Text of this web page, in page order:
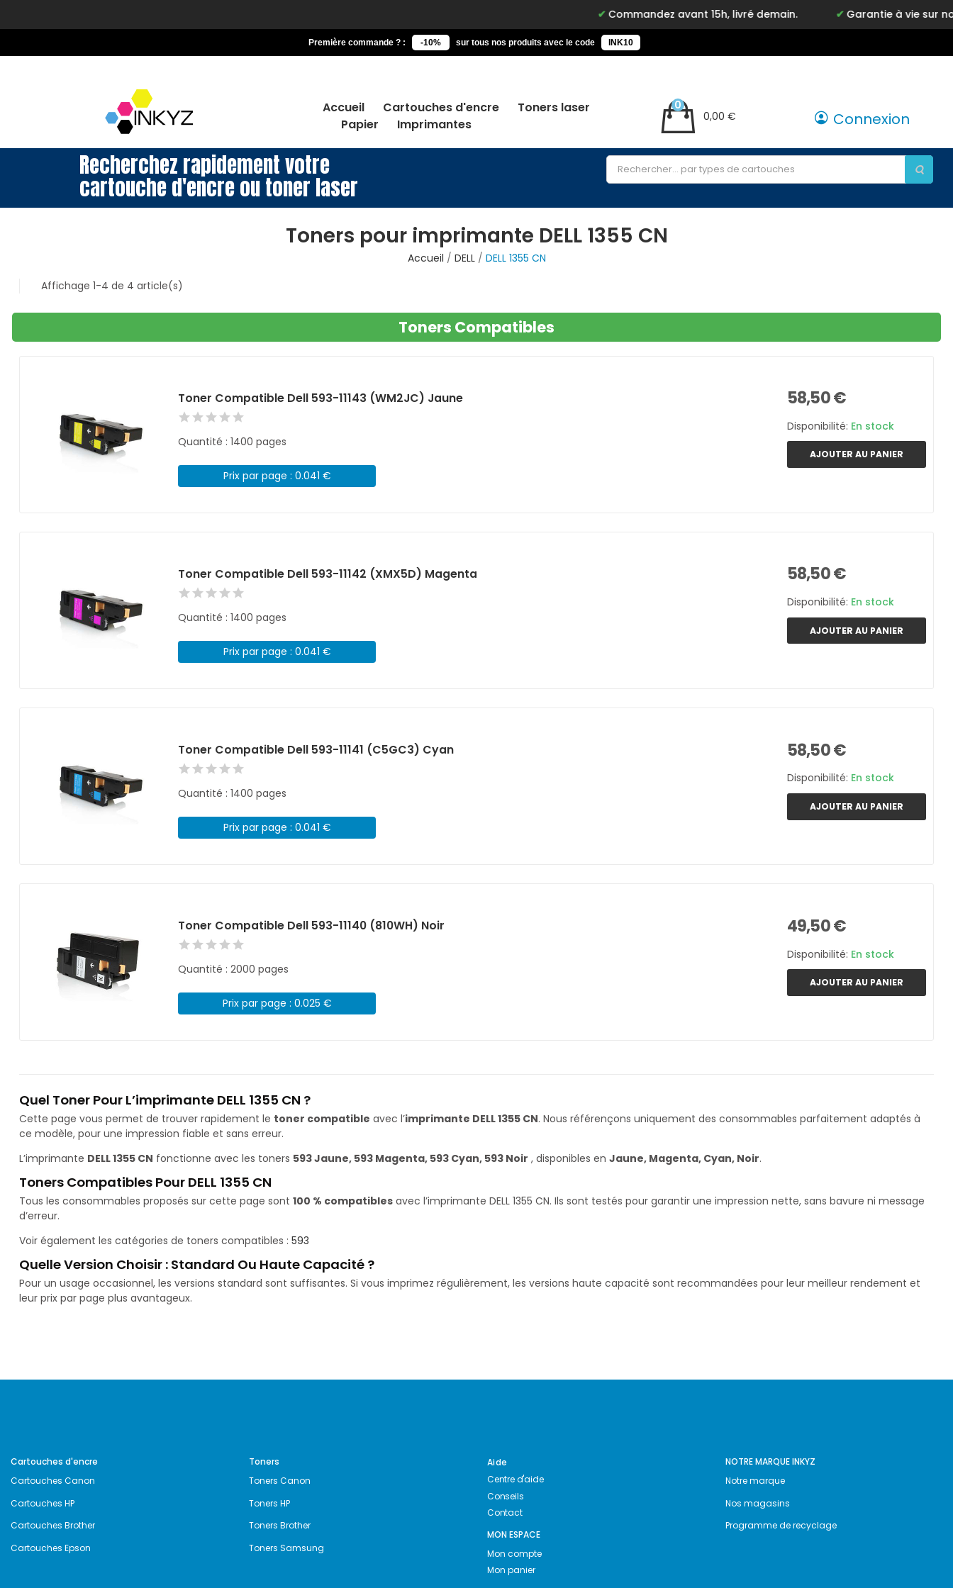
Commandez avant 15h, livré demain. Garantie à vie sur notre
Première commande ? : -10% sur tous nos produits avec le code INK10
Accueil Cartouches d'encre
Toners laser
Papier
Imprimantes
0,00 €
0
Connexion
Recherchez rapidement votre
cartouche d'encre ou toner laser
Toners pour imprimante DELL 1355 CN
Accueil DELL
DELL 1355 CN
Affichage 1-4 de 4 article(s)
Toners Compatibles
Toner Compatible Dell 593-11143 (WM2JC) Jaune
Quantité : 1400 pages
Prix par page : 0.041 €
58,50 €
Disponibilité: En stock
AJOUTER AU PANIER
Toner Compatible Dell 593-11142 (XMX5D) Magenta
Quantité : 1400 pages
Prix par page : 0.041 €
58,50 €
Disponibilité: En stock
AJOUTER AU PANIER
Toner Compatible Dell 593-11141 (C5GC3) Cyan
Quantité : 1400 pages
Prix par page : 0.041 €
58,50 €
Disponibilité: En stock
AJOUTER AU PANIER
Toner Compatible Dell 593-11140 (810WH) Noir
Quantité : 2000 pages
Prix par page : 0.025 €
49,50 €
Disponibilité: En stock
AJOUTER AU PANIER
Quel Toner Pour L’imprimante DELL 1355 CN ?
Cette page vous permet de trouver rapidement le toner compatible avec l’imprimante DELL 1355 CN. Nous référençons uniquement des consommables parfaitement adaptés à
ce modèle, pour une impression fiable et sans erreur.
L’imprimante DELL 1355 CN fonctionne avec les toners 593 Jaune, 593 Magenta, 593 Cyan, 593 Noir , disponibles en Jaune, Magenta, Cyan, Noir.
Toners Compatibles Pour DELL 1355 CN
Tous les consommables proposés sur cette page sont 100 % compatibles avec l’imprimante DELL 1355 CN. Ils sont testés pour garantir une impression nette, sans bavure ni message
d’erreur.
Voir également les catégories de toners compatibles : 593
Quelle Version Choisir : Standard Ou Haute Capacité ?
Pour un usage occasionnel, les versions standard sont suffisantes. Si vous imprimez régulièrement, les versions haute capacité sont recommandées pour leur meilleur rendement et
leur prix par page plus avantageux.
Cartouches d'encre
Cartouches Canon
Cartouches HP
Cartouches Brother
Cartouches Epson
Toners
Toners Canon
Toners HP
Toners Brother
Toners Samsung
Aide
Centre d'aide
Conseils
Contact
MON ESPACE
Mon compte
Mon panier
NOTRE MARQUE INKYZ
Notre marque
Nos magasins
Programme de recyclage